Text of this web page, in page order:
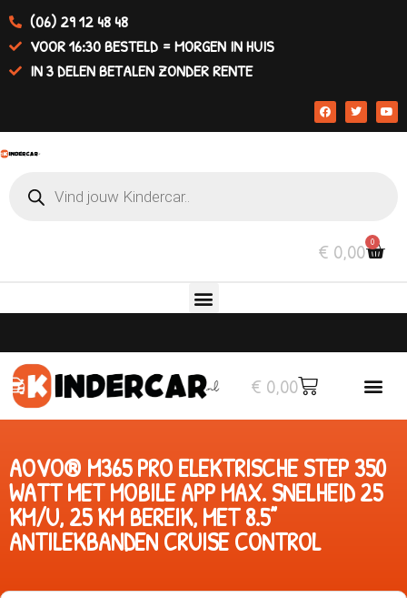
(06) 29 12 48 48
VOOR 16:30 BESTELD = MORGEN IN HUIS
IN 3 DELEN BETALEN ZONDER RENTE
€ 0,00 0
€ 0,00
AOVO® M365 PRO ELEKTRISCHE STEP 350
WATT MET MOBILE APP MAX. SNELHEID 25
KM/U, 25 KM BEREIK, MET 8.5”
ANTILEKBANDEN CRUISE CONTROL